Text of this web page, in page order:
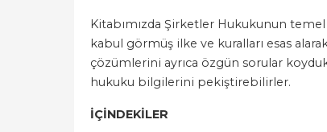
Kitabımızda Şirketler Hukukunun
kabul görmüş ilke ve kuralları esas
çözümlerini ayrıca özgün sorular
hukuku bilgilerini pekiştirebilirler.
İÇİNDEKİLER